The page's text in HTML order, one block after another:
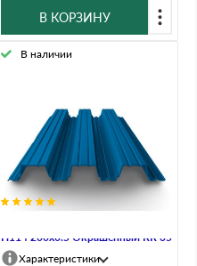
В КОРЗИНУ
Н114 200х0.5 Окрашенный RR 35
В наличии
Характеристики